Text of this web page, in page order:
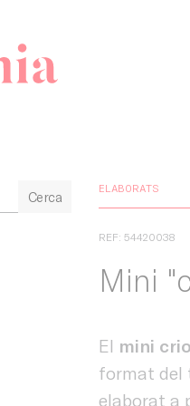
Cerca
ELABORATS
REF: 54420038
Mini
El mini
format del
elaborat a